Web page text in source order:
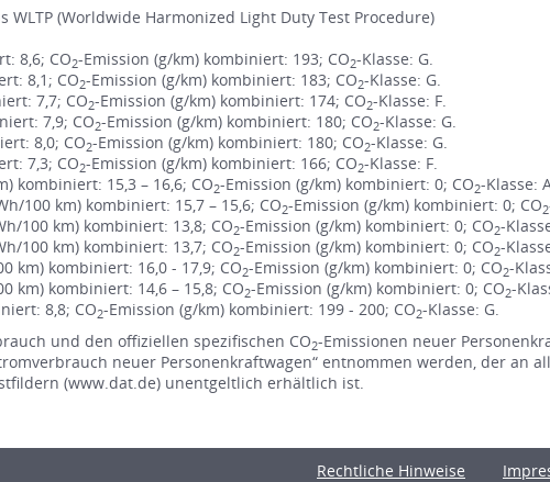
WLTP (Worldwide Harmonized Light Duty Test Procedure)
8,6; CO2-Emission (g/km) kombiniert: 193; CO2-Klasse: G.
8,1; CO2-Emission (g/km) kombiniert: 183; CO2-Klasse: G.
7,7; CO2-Emission (g/km) kombiniert: 174; CO2-Klasse: F.
7,9; CO2-Emission (g/km) kombiniert: 180; CO2-Klasse: G.
8,0; CO2-Emission (g/km) kombiniert: 180; CO2-Klasse: G.
7,3; CO2-Emission (g/km) kombiniert: 166; CO2-Klasse: F.
kombiniert: 15,3 – 16,6; CO2-Emission (g/km) kombiniert: 0; CO2-Klasse:
100 km) kombiniert: 15,7 – 15,6; CO2-Emission (g/km) kombiniert: 0; CO2
100 km) kombiniert: 13,8; CO2-Emission (g/km) kombiniert: 0; CO2-
100 km) kombiniert: 13,7; CO2-Emission (g/km) kombiniert: 0; CO2-
km) kombiniert: 16,0 - 17,9; CO2-Emission (g/km) kombiniert: 0; CO2-
km) kombiniert: 14,6 – 15,8; CO2-Emission (g/km) kombiniert: 0; CO2-
8,8; CO2-Emission (g/km) kombiniert: 199 - 200; CO2-Klasse: G.
und den offiziellen spezifischen CO2-Emissionen neuer
neuer Personenkraftwagen“ entnommen werden, der an
(www.dat.de) unentgeltlich erhältlich ist.
Rechtliche Hinweise